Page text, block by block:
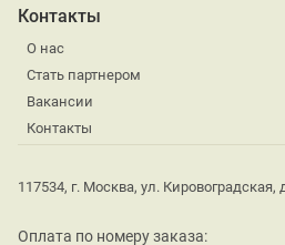
Контакты
О нас
Стать партнером
Вакансии
Контакты
117534, г. Москва, ул. Кировоградская,
Оплата по номеру заказа: